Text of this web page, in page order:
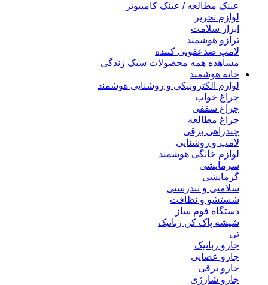
عینک مطالعه / عینک کامپیوتر
لوازم تحریر
ابزار سلامت
ترازو هوشمند
لامپ ضدعفونی کننده
مشاهده همه محصولات سبک زندگی
خانه هوشمند
لوازم الکترونیکی و روشنایی هوشمند
چراغ خواب
چراغ سقفی
چراغ مطالعه
چندراهی برقی
لامپ و روشنایی
لوازم خانگی هوشمند
سرمایشی
گرمایشی
سلامتی و تندرستی
شستشو و نظافت
دستگاه فوم ساز
شیشه پاک کن رباتیک
تی
جارو رباتیک
جارو عصایی
جارو برقی
جارو شارژی